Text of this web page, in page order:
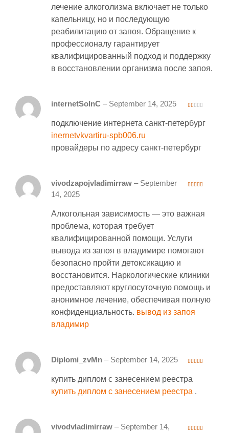
лечение алкоголизма включает не только
капельницу, но и последующую
реабилитацию от запоя. Обращение к
профессионалу гарантирует
квалифицированный подход и поддержку
в восстановлении организма после запоя.
t
internetSoInC – September 14, 2025
подключение интернета санкт-петербург
inernetvkvartiru-spb006.ru
провайдеры по адресу санкт-петербург
vivodzapojvladimirraw – September
14, 2025
Алкогольная зависимость — это важная
проблема, которая требует
квалифицированной помощи. Услуги
вывода из запоя в владимире помогают
безопасно пройти детоксикацию и
восстановится. Наркологические клиники
предоставляют круглосуточную помощь и
анонимное лечение, обеспечивая полную
конфиденциальность. вывод из запоя
владимир
Diplomi_zvMn – September 14, 2025
купить диплом с занесением реестра
купить диплом с занесением реестра .
vivodvladimirraw – September 14,